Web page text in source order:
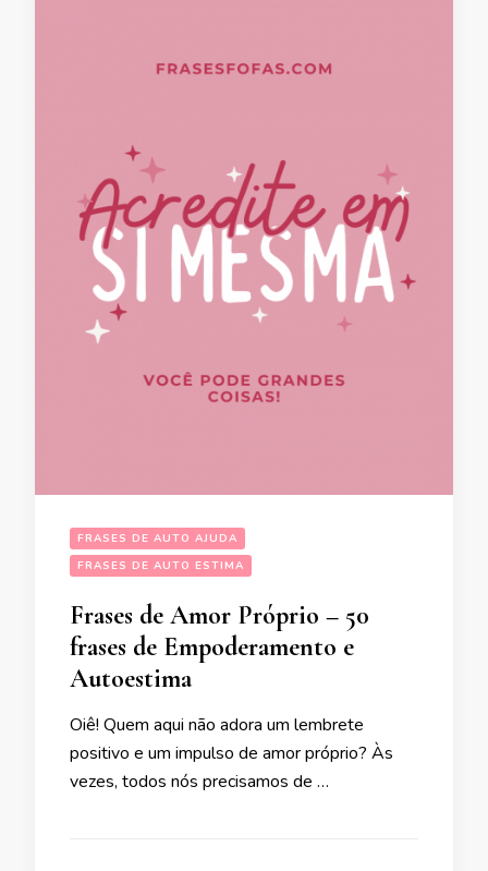
FRASES DE AUTO AJUDA
FRASES DE AUTO ESTIMA
Frases de Amor Próprio – 50
frases de Empoderamento e
Autoestima
Oiê! Quem aqui não adora um lembrete
positivo e um impulso de amor próprio? Às
vezes, todos nós precisamos de …